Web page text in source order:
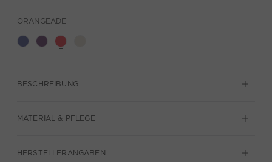
ORANGEADE
BESCHREIBUNG
MATERIAL & PFLEGE
HERSTELLERANGABEN